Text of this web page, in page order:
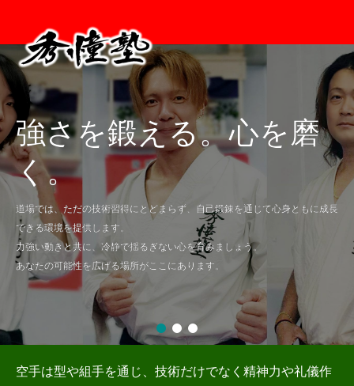
空手は型や組手を通じ、技術だけでなく精神力や礼儀作